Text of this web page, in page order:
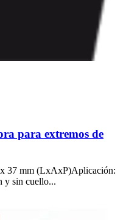
para extremos de
37 mm (LxAxP)Aplicación:
y sin cuello...